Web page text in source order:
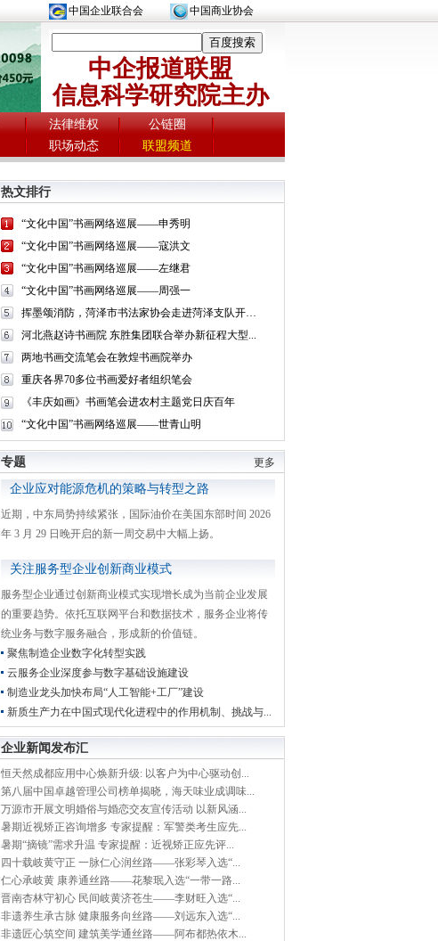
中国企业联合会 中国商业协会
中企报道联盟
信息科学研究院主办
法律维权
公链圈
职场动态 联盟频道
热文排行
“文化中国”书画网络巡展——申秀明
“文化中国”书画网络巡展——寇洪文
“文化中国”书画网络巡展——左继君
“文化中国”书画网络巡展——周强一
挥墨颂消防，菏泽市书法家协会走进菏泽支队开展...
河北燕赵诗书画院 东胜集团联合举办新征程大型...
两地书画交流笔会在敦煌书画院举办
重庆各界70多位书画爱好者组织笔会
《丰庆如画》书画笔会进农村主题党日庆百年
“文化中国”书画网络巡展——世青山明
更多
专题
企业应对能源危机的策略与转型之路
近期，中东局势持续紧张，国际油价在美国东部时间 2026
年 3 月 29 日晚开启的新一周交易中大幅上扬。
关注服务型企业创新商业模式
服务型企业通过创新商业模式实现增长成为当前企业发展
的重要趋势。依托互联网平台和数据技术，服务企业将传
统业务与数字服务融合，形成新的价值链。
聚焦制造企业数字化转型实践
云服务企业深度参与数字基础设施建设
制造业龙头加快布局“人工智能+工厂”建设
新质生产力在中国式现代化进程中的作用机制、挑战与...
企业新闻发布汇
恒天然成都应用中心焕新升级: 以客户为中心驱动创...
第八届中国卓越管理公司榜单揭晓，海天味业成调味...
万源市开展文明婚俗与婚恋交友宣传活动 以新风涵...
暑期近视矫正咨询增多 专家提醒：军警类考生应先...
暑期“摘镜”需求升温 专家提醒：近视矫正应先评...
四十载岐黄守正 一脉仁心润丝路——张彩琴入选“...
仁心承岐黄 康养通丝路——花黎珉入选“一带一路...
晋南杏林守初心 民间岐黄济苍生——李财旺入选“...
非遗养生承古脉 健康服务向丝路——刘远东入选“...
非遗匠心筑空间 建筑美学通丝路——阿布都热依木...